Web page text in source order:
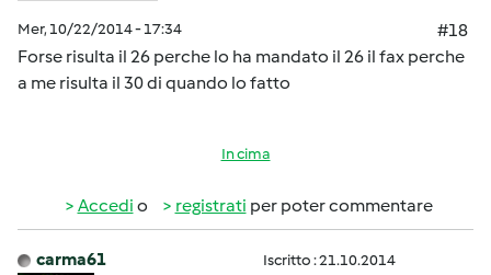
Mer, 10/22/2014 - 17:34
#18
Forse risulta il 26 perche lo ha mandato il 26 il fax perche
a me risulta il 30 di quando lo fatto
In cima
Accedi o registrati per poter commentare
carma61 Iscritto : 21.10.2014